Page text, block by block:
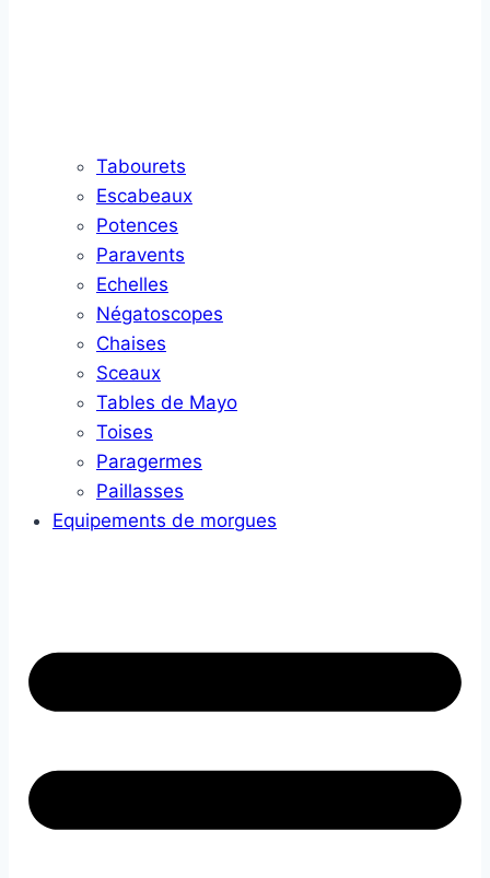
Tabourets
Escabeaux
Potences
Paravents
Echelles
Négatoscopes
Chaises
Sceaux
Tables de Mayo
Toises
Paragermes
Paillasses
Equipements de morgues